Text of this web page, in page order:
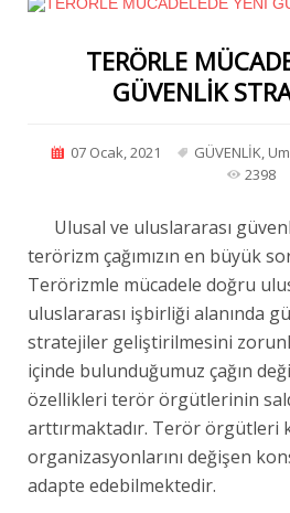
TERÖRLE
GÜVENLİK
07 Ocak, 2021 GÜVENLİK
2398
Ulusal ve uluslararası
terörizm çağımızın en büyük
Terörizmle mücadele doğru
uluslararası işbirliği alanında
stratejiler geliştirilmesini
içinde bulunduğumuz çağın
özellikleri terör örgütlerinin
arttırmaktadır. Terör örgütleri
organizasyonlarını değişen
adapte edebilmektedir.